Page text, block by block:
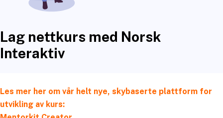
Lag nettkurs med Norsk
Interaktiv
Les mer her om vår helt nye, skybaserte plattform for
utvikling av kurs: